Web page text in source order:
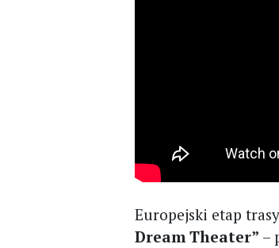
Europejski etap
Dream Theater” –